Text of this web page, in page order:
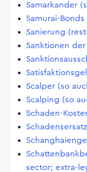
Samarkander
Samurai-
Sanierung
Sanktionen der
Scalper (so
Scalping (so
Schaden-
sector; extra-